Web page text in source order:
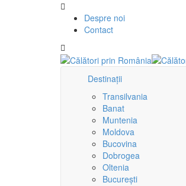
Despre noi
Contact
Destinații
Transilvania
Banat
Muntenia
Moldova
Bucovina
Dobrogea
Oltenia
București